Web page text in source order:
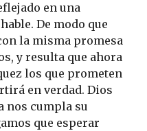
en una
De modo que
la misma promesa
y resulta que ahora
los que prometen
en verdad. Dios
nos cumpla su
que esperar